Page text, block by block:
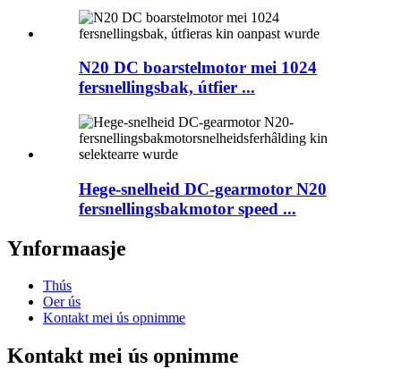
N20 DC boarstelmotor mei 1024
fersnellingsbak, útfier ...
Hege-snelheid DC-gearmotor N20
fersnellingsbakmotor speed ...
Ynformaasje
Thús
Oer ús
Kontakt mei ús opnimme
Kontakt mei ús opnimme